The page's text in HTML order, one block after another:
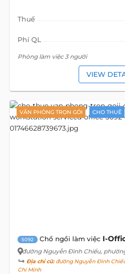
Thuế
Phí QL
Phòng làm việc 3 người
VIEW
VĂN PHÒNG TRỌN GÓI CHO THUÊ
5092 Chổ ngồi làm việc I-
đường Nguyễn Đình Chiểu,
Địa chỉ cũ:đường Nguyễn Đình
Chí Minh